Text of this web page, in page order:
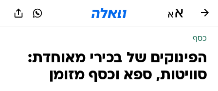
כסף
הפינוקים של בכירי מאוחדת:
סוויטות, ספא וכסף מזומן